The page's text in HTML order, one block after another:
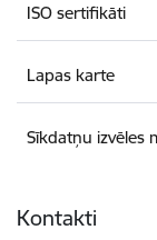
ISO sertifikāti
Lapas karte
Sīkdatņu izvēles
Kontakti